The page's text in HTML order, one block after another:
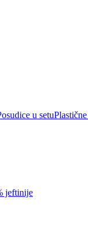
u setu
jeftinije